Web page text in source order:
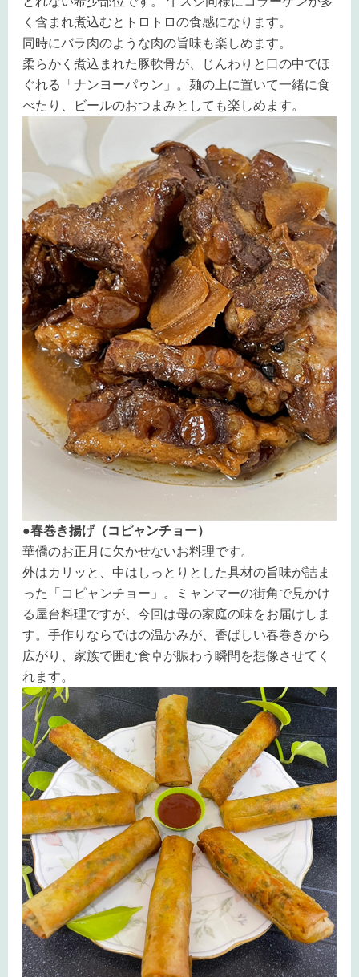
く含まれ煮込むとトロトロの食感になります。
同時にバラ肉のような肉の旨味も楽しめます。
柔らかく煮込まれた豚軟骨が、じんわりと口の中でほ
ぐれる「ナンヨーパゥン」。麺の上に置いて一緒に食
べたり、ビールのおつまみとしても楽しめます。
●春巻き揚げ（コピャンチョー）
華僑のお正月に欠かせないお料理です。
外はカリッと、中はしっとりとした具材の旨味が詰ま
った「コピャンチョー」。ミャンマーの街角で見かけ
る屋台料理ですが、今回は母の家庭の味をお届けしま
す。手作りならではの温かみが、香ばしい春巻きから
広がり、家族で囲む食卓が賑わう瞬間を想像させてく
れます。